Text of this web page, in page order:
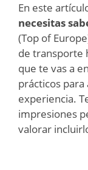
En este
necesitas
(Top of
de transporte
que te vas a
prácticos
experiencia.
impresiones
valorar